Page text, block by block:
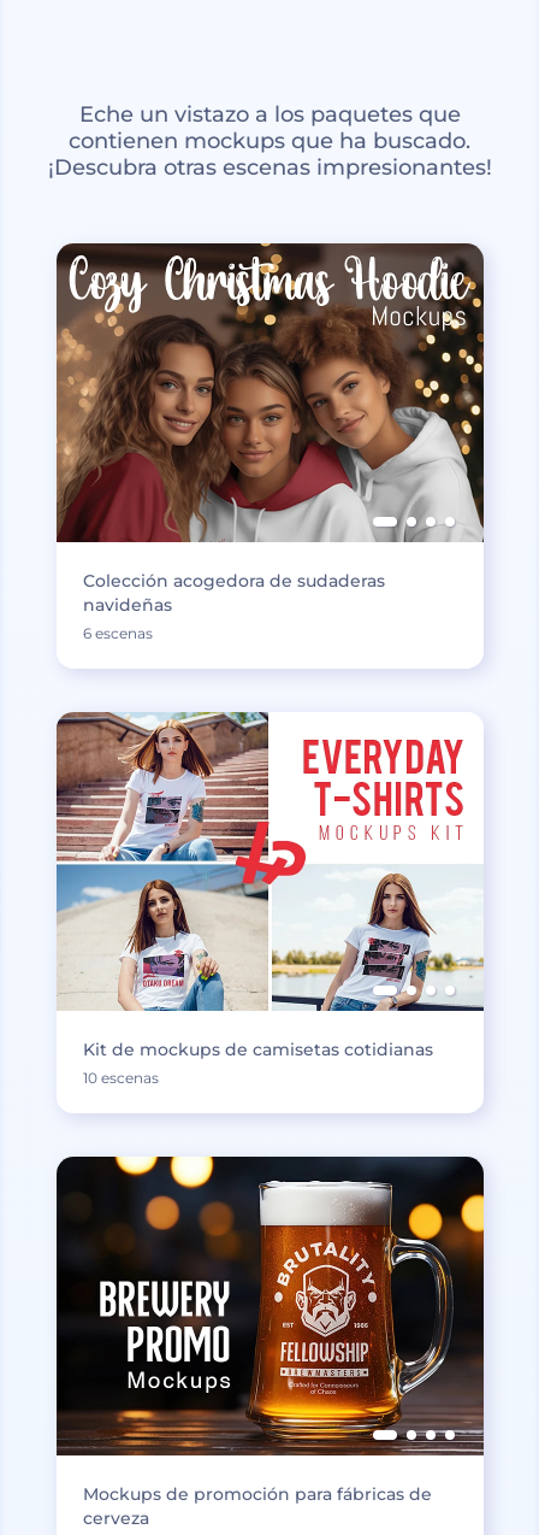
Eche un vistazo a los paquetes que
contienen mockups que ha buscado.
¡Descubra otras escenas impresionantes!
Colección acogedora de sudaderas
navideñas
6 escenas
Kit de mockups de camisetas cotidianas
10 escenas
Mockups de promoción para fábricas de
cerveza